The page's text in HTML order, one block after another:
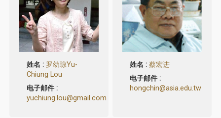
姓名 : 罗幼琼Yu-
Chiung Lou
电子邮件 :
yuchiung.lou@gmail.com
姓名 :蔡宏进
电子邮件 :
hongchin@asia.edu.tw